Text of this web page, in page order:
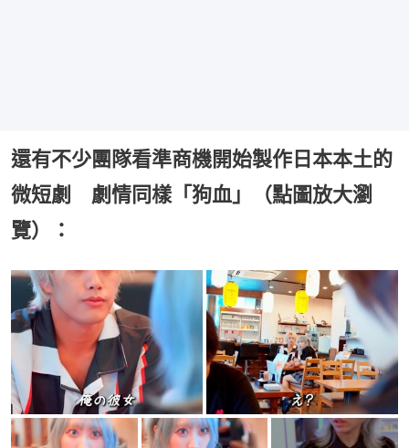
還有不少團隊看準商機開始製作日本本土的
微短劇 劇情同樣「狗血」（點圖放大瀏
覽）：